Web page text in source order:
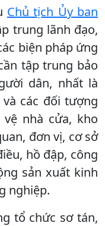
Chủ tịch Ủy ban
trung lãnh đạo,
biện pháp ứng
tập trung bảo
dân, nhất là
các đối tượng
nhà cửa, kho
đơn vị, cơ sở
hồ đập, công
sản xuất kinh
nghiệp.
tổ chức sơ tán,